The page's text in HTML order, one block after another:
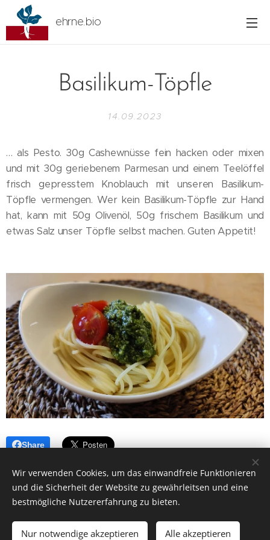
ehrne.bio
Basilikum-Töpfle
14.09.2023
… als Pesto. 30g Cashewnüsse fein hacken oder mixen
und mit 30g geriebenem Parmesan und einem Teelöffel
frisch gepresstem Knoblauch mit unseren Basilikum-
Töpfle vermengen. Wer kein Basilikum-Töpfle zur Hand
hat, kann mit 50g Olivenöl, 50g frischem Basilikum und
etwas Salz unser Töpfle selbst machen. Guten Appetit!
Share
2023 ehrne.bio, Sebastianstr. 25, 6800 Feldkirch/Gisingen
Impressum Datenschutzerklärung Cookies
Wir verwenden Cookies, um das einwandfreie Funktionieren
und die Sicherheit der Website zu gewährleitsen und eine
bestmögliche Nutzererfahrung zu bieten.
Nur notwendige akzeptieren Alle akzeptieren